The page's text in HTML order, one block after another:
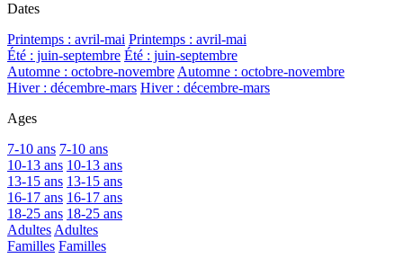
Dates
Printemps : avril-mai Printemps : avril-mai
Été : juin-septembre Été : juin-septembre
Automne : octobre-novembreAutomne : octobre-novembre
Hiver : décembre-mars Hiver : décembre-mars
Ages
7-10 ans 7-10 ans
10-13 ans 10-13 ans
13-15 ans 13-15 ans
16-17 ans 16-17 ans
18-25 ans 18-25 ans
AdultesAdultes
Familles Familles